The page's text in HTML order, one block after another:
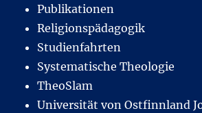
Publikationen
Religionspädagogik
Studienfahrten
Systematische Theologie
TheoSlam
Universität von Ostfinnland